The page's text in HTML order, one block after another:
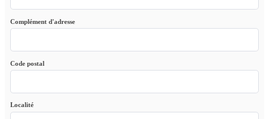
Complément d'adresse
Code postal
Localité